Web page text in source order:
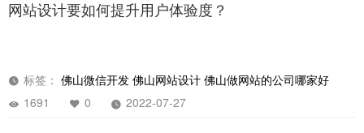
网站设计要如何提升用户体验度？
标签： 佛山微信开发 佛山网站设计 佛山做网站的公司哪家好
1691
0 2022-07-27